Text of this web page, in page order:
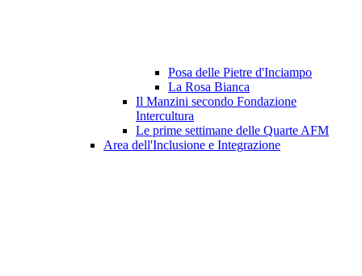
Posa delle Pietre d'Inciampo
La Rosa Bianca
Il Manzini secondo Fondazione
Intercultura
Le prime settimane delle Quarte AFM
Area dell'Inclusione e Integrazione